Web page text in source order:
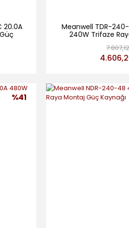
20.0A
Meanwell TDR-
240W Trifaze
%41